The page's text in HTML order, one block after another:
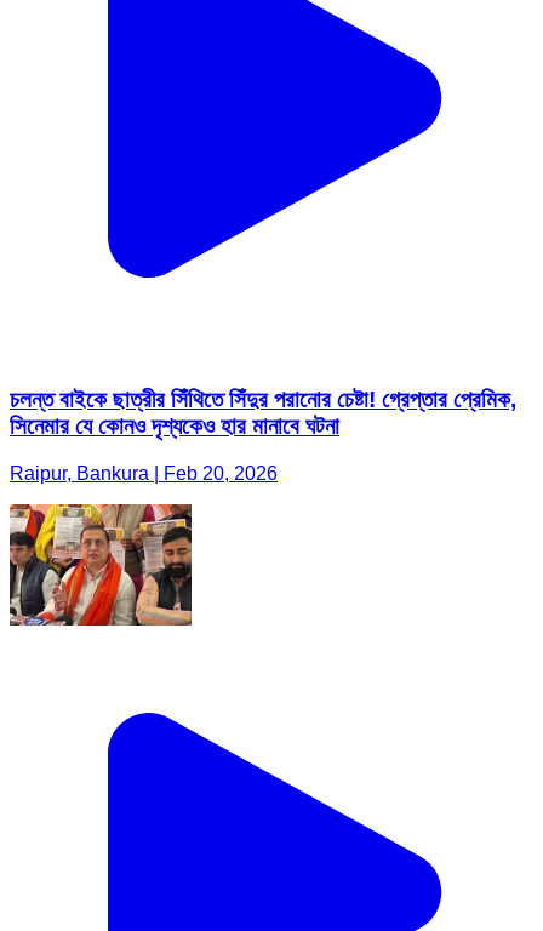
চলন্ত বাইকে ছাত্রীর সিঁথিতে সিঁদুর পরানোর চেষ্টা! গ্রেপ্তার প্রেমিক,
সিনেমার যে কোনও দৃশ্যকেও হার মানাবে ঘটনা
Raipur, Bankura | Feb 20, 2026